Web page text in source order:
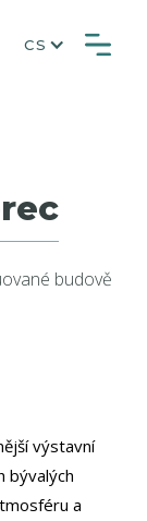
CS
budově
výstavní
bývalých
a